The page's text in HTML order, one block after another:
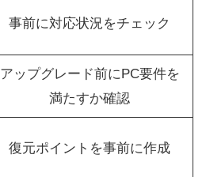
事前に対応状況をチェック
アップグレード前にPC要件を
満たすか確認
復元ポイントを事前に作成